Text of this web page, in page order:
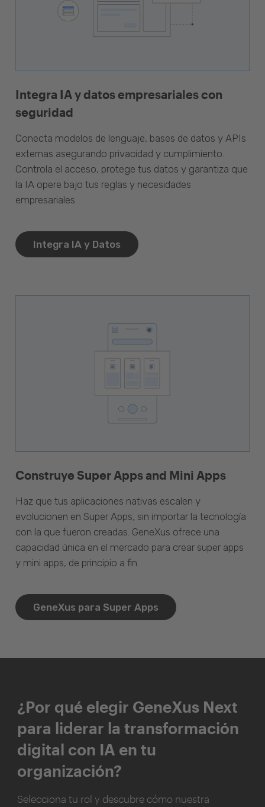
Integra IA y datos empresariales con
seguridad
Conecta modelos de lenguaje, bases de datos y APIs
externas asegurando privacidad y cumplimiento.
Controla el acceso, protege tus datos y garantiza que
la IA opere bajo tus reglas y necesidades
empresariales.
Integra IA y Datos
Construye Super Apps and Mini Apps
Haz que tus aplicaciones nativas escalen y
evolucionen en Super Apps, sin importar la tecnología
con la que fueron creadas. GeneXus ofrece una
capacidad única en el mercado para crear super apps
y mini apps, de principio a fin.
GeneXus para Super Apps
¿Por qué elegir GeneXus Next
para liderar la transformación
digital con IA en tu
organización?
Selecciona tu rol y descubre cómo nuestra